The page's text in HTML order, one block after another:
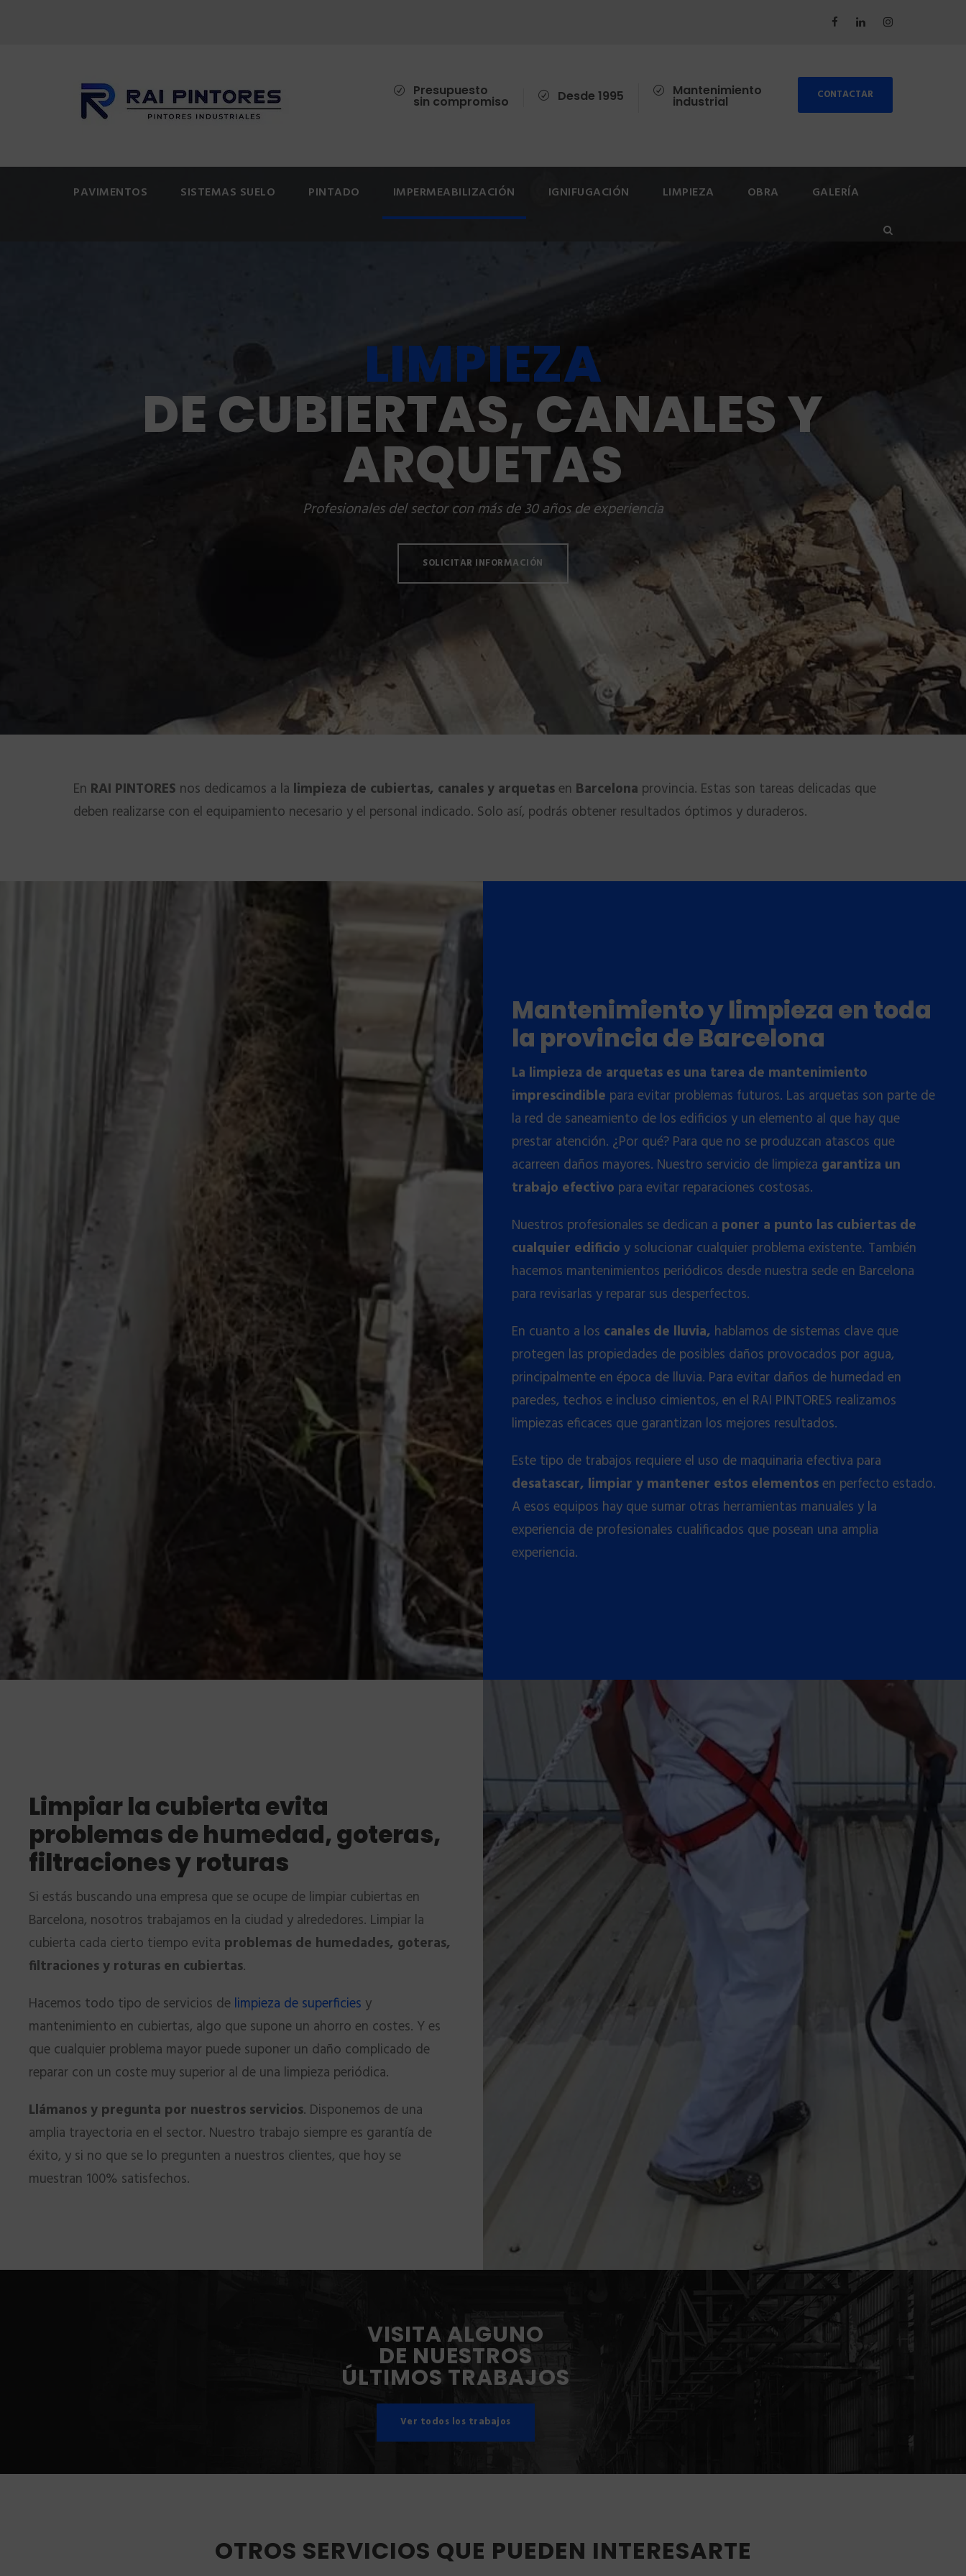
Presupuesto
sin compromiso Desde 1995 Mantenimiento
industrial CONTACTAR
PAVIMENTOS SISTEMAS SUELO PINTADO IMPERMEABILIZACIÓN IGNIFUGACIÓN LIMPIEZA OBRA GALERÍA
LIMPIEZA
DE CUBIERTAS, CANALES Y
ARQUETAS
Profesionales del sector con más de 30 años de experiencia
SOLICITAR INFORMACIÓN
En RAI PINTORES nos dedicamos a la limpieza de cubiertas, canales y arquetas en Barcelona provincia. Estas son tareas delicadas que
deben realizarse con el equipamiento necesario y el personal indicado. Solo así, podrás obtener resultados óptimos y duraderos.
Mantenimiento y limpieza en toda
la provincia de Barcelona
La limpieza de arquetas es una tarea de mantenimiento
imprescindible para evitar problemas futuros. Las arquetas son parte de
la red de saneamiento de los edificios y un elemento al que hay que
prestar atención. ¿Por qué? Para que no se produzcan atascos que
acarreen daños mayores. Nuestro servicio de limpieza garantiza un
trabajo efectivo para evitar reparaciones costosas.
Nuestros profesionales se dedican a poner a punto las cubiertas de
cualquier edificio y solucionar cualquier problema existente. También
hacemos mantenimientos periódicos desde nuestra sede en Barcelona
para revisarlas y reparar sus desperfectos.
En cuanto a los canales de lluvia, hablamos de sistemas clave que
protegen las propiedades de posibles daños provocados por agua,
principalmente en época de lluvia. Para evitar daños de humedad en
paredes, techos e incluso cimientos, en el RAI PINTORES realizamos
limpiezas eficaces que garantizan los mejores resultados.
Este tipo de trabajos requiere el uso de maquinaria efectiva para
desatascar, limpiar y mantener estos elementosen perfecto estado.
A esos equipos hay que sumar otras herramientas manuales y la
experiencia de profesionales cualificados que posean una amplia
experiencia.
Limpiar la cubierta evita
problemas de humedad, goteras,
filtraciones y roturas
Si estás buscando una empresa que se ocupe de limpiar cubiertas en
Barcelona, nosotros trabajamos en la ciudad y alrededores. Limpiar la
cubierta cada cierto tiempo evita problemas de humedades, goteras,
filtraciones y roturas en cubiertas.
Hacemos todo tipo de servicios de limpieza de superficies y
mantenimiento en cubiertas, algo que supone un ahorro en costes. Y es
que cualquier problema mayor puede suponer un daño complicado de
reparar con un coste muy superior al de una limpieza periódica.
Llámanos y pregunta por nuestros servicios. Disponemos de una
amplia trayectoria en el sector. Nuestro trabajo siempre es garantía de
éxito, y si no que se lo pregunten a nuestros clientes, que hoy se
muestran 100% satisfechos.
VISITA ALGUNO
DE NUESTROS
ÚLTIMOS TRABAJOS
Ver todos los trabajos
OTROS SERVICIOS QUE PUEDEN INTERESARTE